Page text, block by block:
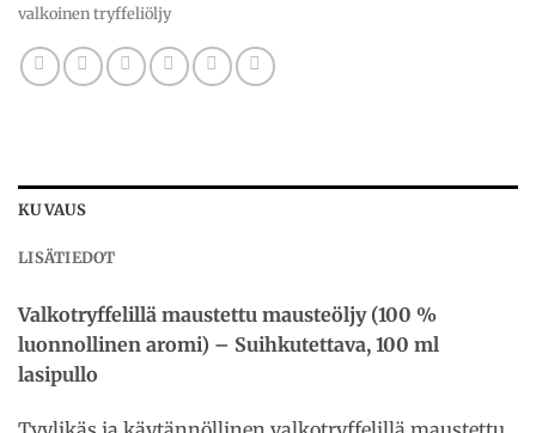
valkoinen tryffeliöljy
KUVAUS
LISÄTIEDOT
Valkotryffelillä maustettu mausteöljy (100 %
luonnollinen aromi) – Suihkutettava, 100 ml
lasipullo